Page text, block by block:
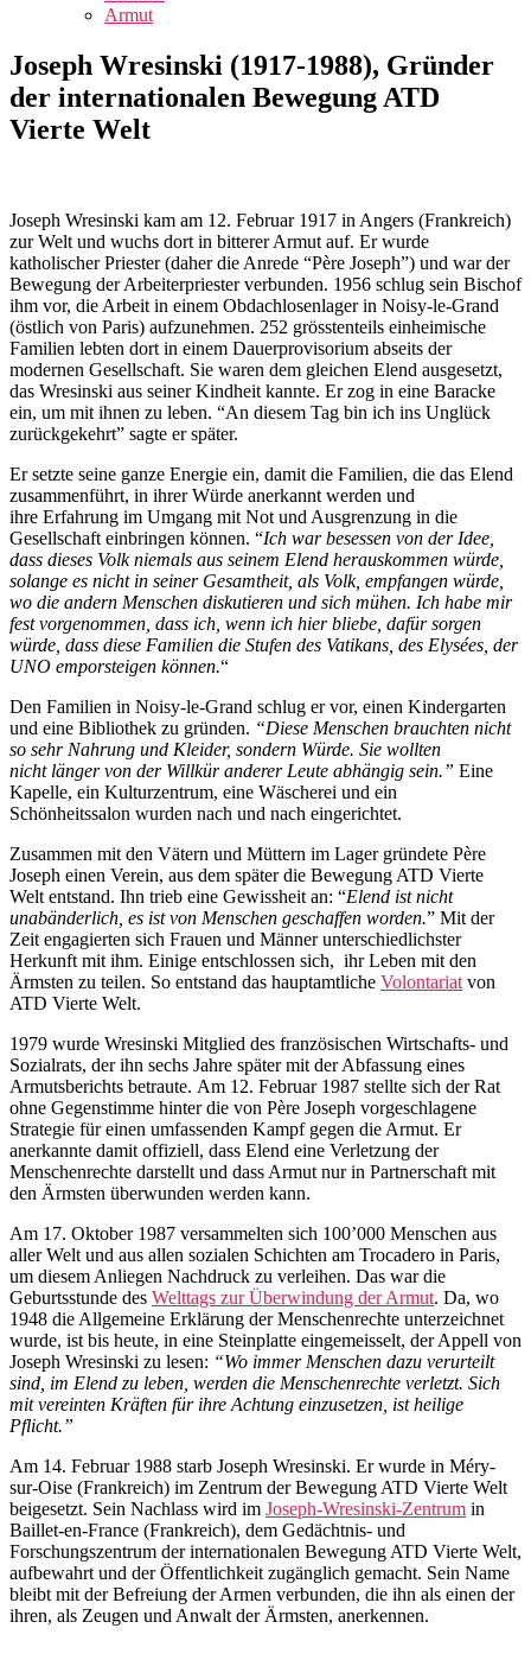
Armut
Joseph Wresinski (1917-1988), Gründer
der internationalen Bewegung ATD
Vierte Welt
Joseph Wresinski kam am 12. Februar 1917 in Angers (Frankreich)
zur Welt und wuchs dort in bitterer Armut auf. Er wurde
katholischer Priester (daher die Anrede “Père Joseph”) und war der
Bewegung der Arbeiterpriester verbunden. 1956 schlug sein Bischof
ihm vor, die Arbeit in einem Obdachlosenlager in Noisy-le-Grand
(östlich von Paris) aufzunehmen. 252 grösstenteils einheimische
Familien lebten dort in einem Dauerprovisorium abseits der
modernen Gesellschaft. Sie waren dem gleichen Elend ausgesetzt,
das Wresinski aus seiner Kindheit kannte. Er zog in eine Baracke
ein, um mit ihnen zu leben. “An diesem Tag bin ich ins Unglück
zurückgekehrt” sagte er später.
Er setzte seine ganze Energie ein, damit die Familien, die das Elend
zusammenführt, in ihrer Würde anerkannt werden und
ihre Erfahrung im Umgang mit Not und Ausgrenzung in die
Gesellschaft einbringen können. “Ich war besessen von der Idee,
dass dieses Volk niemals aus seinem Elend herauskommen würde,
solange es nicht in seiner Gesamtheit, als Volk, empfangen würde,
wo die andern Menschen diskutieren und sich mühen. Ich habe mir
fest vorgenommen, dass ich, wenn ich hier bliebe, dafür sorgen
würde, dass diese Familien die Stufen des Vatikans, des Elysées, der
UNO emporsteigen können.“
Den Familien in Noisy-le-Grand schlug er vor, einen Kindergarten
und eine Bibliothek zu gründen. “Diese Menschen brauchten nicht
so sehr Nahrung und Kleider, sondern Würde. Sie wollten
nicht länger von der Willkür anderer Leute abhängig sein.” Eine
Kapelle, ein Kulturzentrum, eine Wäscherei und ein
Schönheitssalon wurden nach und nach eingerichtet.
Zusammen mit den Vätern und Müttern im Lager gründete Père
Joseph einen Verein, aus dem später die Bewegung ATD Vierte
Welt entstand. Ihn trieb eine Gewissheit an: “Elend ist nicht
unabänderlich, es ist von Menschen geschaffen worden.” Mit der
Zeit engagierten sich Frauen und Männer unterschiedlichster
Herkunft mit ihm. Einige entschlossen sich, ihr Leben mit den
Ärmsten zu teilen. So entstand das hauptamtliche Volontariat von
ATD Vierte Welt.
1979 wurde Wresinski Mitglied des französischen Wirtschafts- und
Sozialrats, der ihn sechs Jahre später mit der Abfassung eines
Armutsberichts betraute. Am 12. Februar 1987 stellte sich der Rat
ohne Gegenstimme hinter die von Père Joseph vorgeschlagene
Strategie für einen umfassenden Kampf gegen die Armut. Er
anerkannte damit offiziell, dass Elend eine Verletzung der
Menschenrechte darstellt und dass Armut nur in Partnerschaft mit
den Ärmsten überwunden werden kann.
Am 17. Oktober 1987 versammelten sich 100’000 Menschen aus
aller Welt und aus allen sozialen Schichten am Trocadero in Paris,
um diesem Anliegen Nachdruck zu verleihen. Das war die
Geburtsstunde des Welttags zur Überwindung der Armut. Da, wo
1948 die Allgemeine Erklärung der Menschenrechte unterzeichnet
wurde, ist bis heute, in eine Steinplatte eingemeisselt, der Appell von
Joseph Wresinski zu lesen: “Wo immer Menschen dazu verurteilt
sind, im Elend zu leben, werden die Menschenrechte verletzt. Sich
mit vereinten Kräften für ihre Achtung einzusetzen, ist heilige
Pflicht.”
Am 14. Februar 1988 starb Joseph Wresinski. Er wurde in Méry-
sur-Oise (Frankreich) im Zentrum der Bewegung ATD Vierte Welt
beigesetzt. Sein Nachlass wird im Joseph-Wresinski-Zentrum in
Baillet-en-France (Frankreich), dem Gedächtnis- und
Forschungszentrum der internationalen Bewegung ATD Vierte Welt,
aufbewahrt und der Öffentlichkeit zugänglich gemacht. Sein Name
bleibt mit der Befreiung der Armen verbunden, die ihn als einen der
ihren, als Zeugen und Anwalt der Ärmsten, anerkennen.